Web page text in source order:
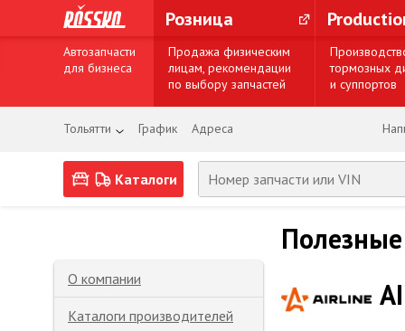
Розница
Автозапчасти
для бизнеса
Продажа физическим
лицам, рекомендации
по выбору запчастей
тормозных
и суппортов
Тольятти График Адреса
Каталоги
О компании
Каталоги производителей